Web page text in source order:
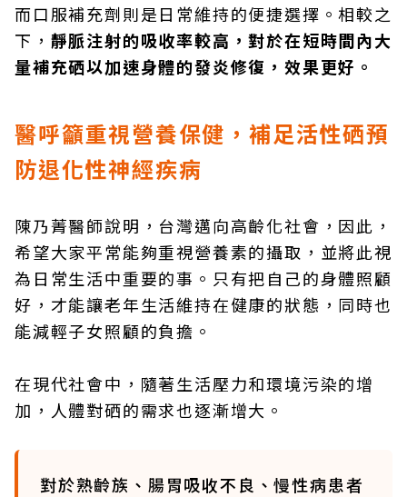
而口服補充劑則是日常維持的便捷選擇。相較之
下， 靜脈注射的吸收率較高，對於在短時間內大
量補充硒以加速身體的發炎修復，效果更好。
醫呼籲重視營養保健，補足活性硒預
防退化性神經疾病
陳乃菁醫師說明，台灣邁向高齡化社會，因此，
希望大家平常能夠重視營養素的攝取，並將此視
為日常生活中重要的事。只有把自己的身體照顧
好，才能讓老年生活維持在健康的狀態，同時也
能減輕子女照顧的負擔。
在現代社會中，隨著生活壓力和環境污染的增
加，人體對硒的需求也逐漸增大。
對於熟齡族、腸胃吸收不良、慢性病患者